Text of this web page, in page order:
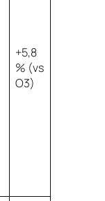
+5,8
% (vs
O3)